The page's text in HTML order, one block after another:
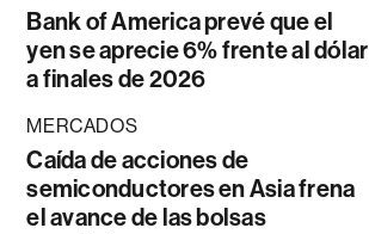
Bank of America prevé que el
yen se aprecie 6% frente al dólar
a finales de 2026
MERCADOS
Caída de acciones de
semiconductores en Asia frena
el avance de las bolsas